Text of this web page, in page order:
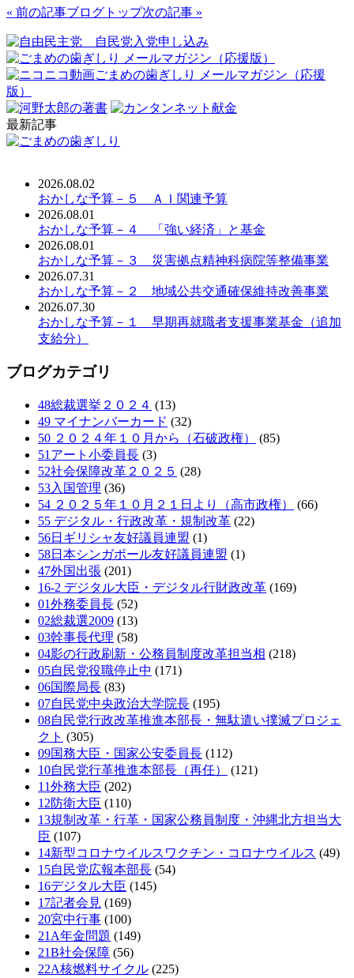
« 前の記事ブログトップ次の記事 »
最新記事
2026.08.02
おかしな予算－５ ＡＩ関連予算
2026.08.01
おかしな予算－４ 「強い経済」と基金
2026.08.01
おかしな予算－３ 災害拠点精神科病院等整備事業
2026.07.31
おかしな予算－２ 地域公共交通確保維持改善事業
2026.07.30
おかしな予算－１ 早期再就職者支援事業基金（追加
支給分）
ブログカテゴリ
48総裁選挙２０２４ (13)
49 マイナンバーカード (32)
50 ２０２４年１０月から（石破政権）
(85)
51アート小委員長 (3)
52社会保障改革２０２５ (28)
53入国管理 (36)
54 ２０２５年１０月２１日より（高市政権）
(66)
55 デジタル・行政改革・規制改革 (22)
56日ギリシャ友好議員連盟 (1)
58日本シンガポール友好議員連盟 (1)
47外国出張 (201)
16-2 デジタル大臣・デジタル行財政改革 (169)
01外務委員長 (52)
02総裁選2009 (13)
03幹事長代理 (58)
04影の行政刷新・公務員制度改革担当相 (218)
05自民党役職停止中 (171)
06国際局長 (83)
07自民党中央政治大学院長 (195)
08自民党行政改革推進本部長・無駄遣い撲滅プロジェ
クト (305)
09国務大臣・国家公安委員長 (112)
10自民党行革推進本部長（再任）
(121)
11外務大臣 (202)
12防衛大臣 (110)
13規制改革・行革・国家公務員制度・沖縄北方担当大
臣 (107)
14新型コロナウイルスワクチン・コロナウイルス (49)
15自民党広報本部長 (54)
16デジタル大臣 (145)
17記者会見 (169)
20宮中行事 (100)
21A年金問題 (149)
21B社会保障 (56)
22A核燃料サイクル (225)